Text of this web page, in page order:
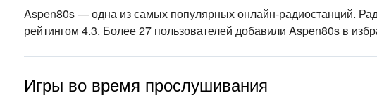
Aspen80s — одна из самых популярных онлайн-радиостанций.
рейтингом 4.3. Более 27 пользователей добавили Aspen80s в
Игры во время прослушивания